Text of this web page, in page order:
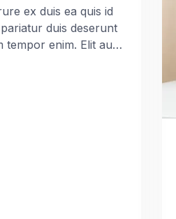
ex duis ea quis id
duis deserunt
tempor enim. Elit aute